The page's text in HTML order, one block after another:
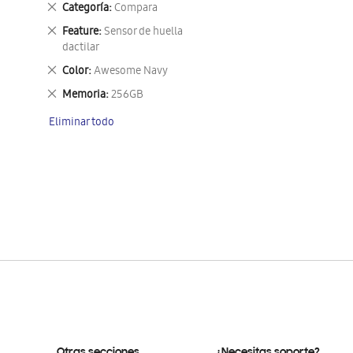
Categoría Compara
Eliminar
este
artículo
Feature Sensor de huella
dactilar
Eliminar
este
artículo
Color Awesome Navy
Eliminar
este
artículo
Memoria 256GB
Eliminar
artículo
Eliminar todo